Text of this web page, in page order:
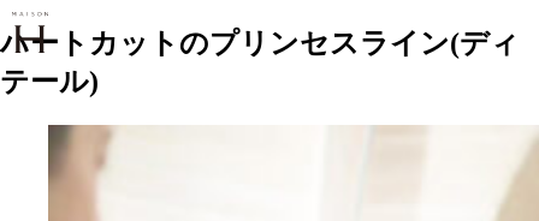
ハートカットのプリンセスライン(ディ
テール)